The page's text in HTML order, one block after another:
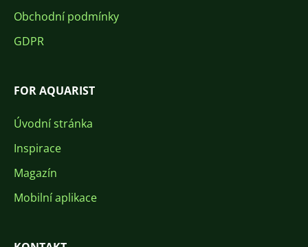
Obchodní podmínky
GDPR
FOR AQUARIST
Úvodní stránka
Inspirace
Magazín
Mobilní aplikace